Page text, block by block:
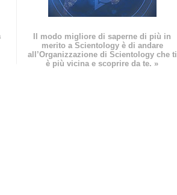
Il modo migliore di saperne di più in
merito a Scientology è di andare
all’Organizzazione di Scientology che ti
è più vicina e scoprire da te. »